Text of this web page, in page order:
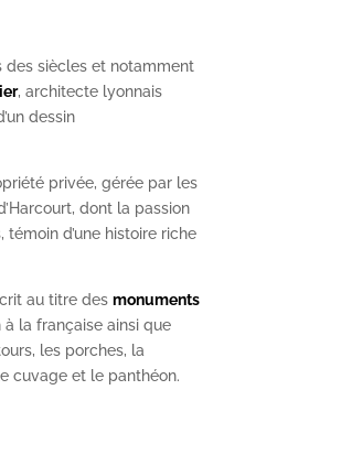
des siècles et notamment
, architecte lyonnais
dessin
privée, gérée par les
dont la passion
d’une histoire riche
au titre des monuments
la française ainsi que
les porches, la
cuvage et le panthéon.